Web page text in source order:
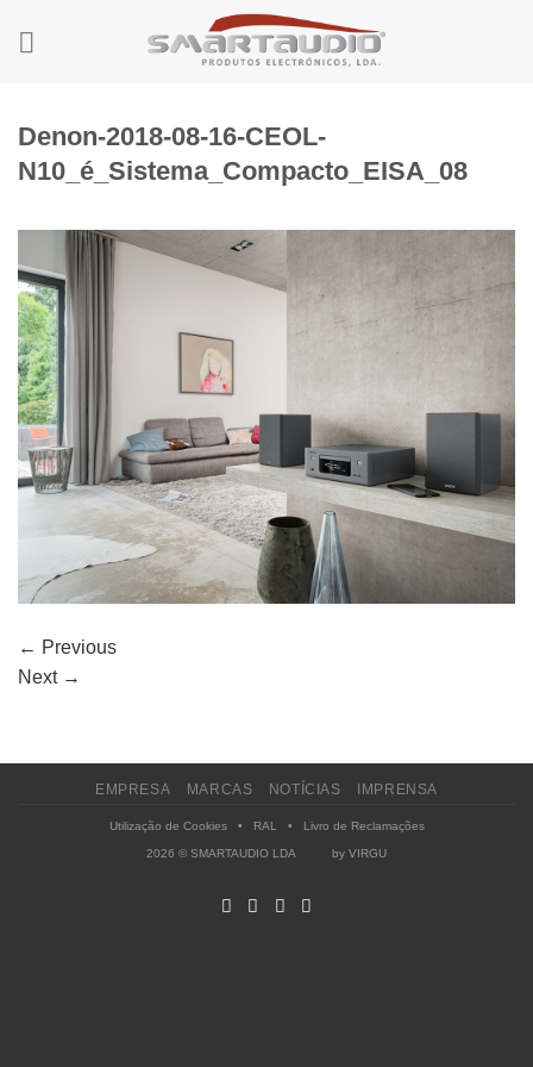
Denon-2018-08-16-CEOL-
N10_é_Sistema_Compacto_EISA_08
← Previous
Next →
EMPRESA MARCAS NOTÍCIAS IMPRENSA
Utilização de Cookies• RAL • Livro de Reclamações
2026 © SMARTAUDIO LDA by VIRGU